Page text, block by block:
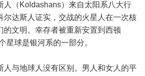
人（Koldashans）来自太阳系八大行
尔达斯人证实，交战的火星人在一次核
的文明。幸存者被重新安置到西顿
星球是银河系的一部分。
人与地球人没有区别。男人和女人的平